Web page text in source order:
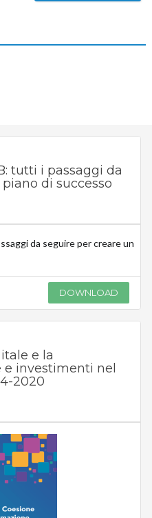
tutti i passaggi da
di successo
DOWNLOAD
e la
e investimenti nel
2020